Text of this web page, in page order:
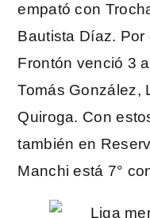
empató con
Bautista Díaz. Por
Frontón venció 3
Tomás González,
Quiroga. Con
también en
Manchi está 7°